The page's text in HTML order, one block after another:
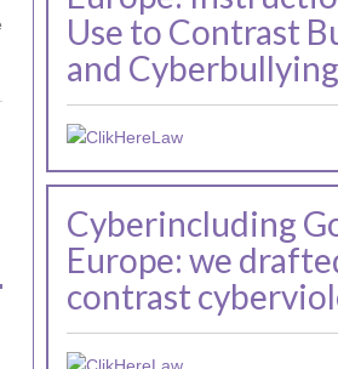
Use to Contrast
and Cyberbullying
Cyberincluding
Europe: we
contrast